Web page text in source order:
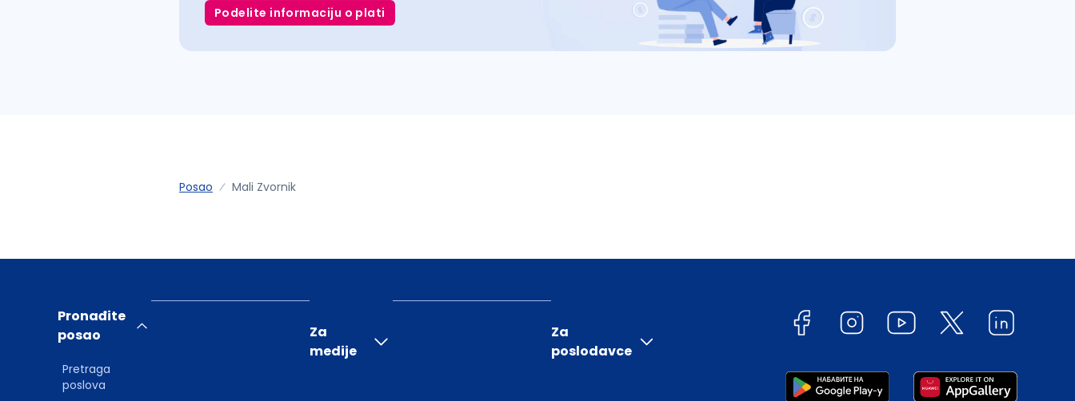
Podelite informaciju o plati
Posao Mali Zvornik
Pronađite
posao
Pretraga
poslova
Za
medije
Za
poslodavce